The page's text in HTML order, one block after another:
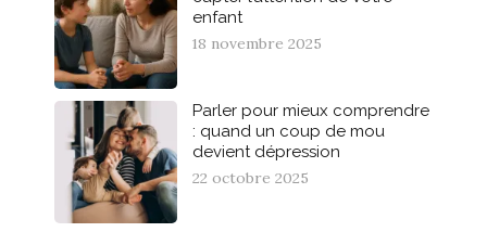
enfant
18 novembre 2025
Parler pour mieux comprendre
: quand un coup de mou
devient dépression
22 octobre 2025